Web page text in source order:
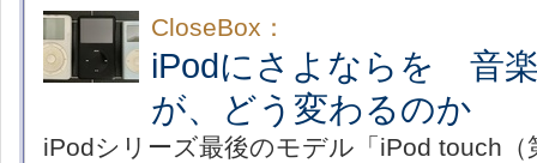
CloseBox：
iPodにさよならを 音
が、どう変わるのか
iPodシリーズ最後のモデル「iPod touch（